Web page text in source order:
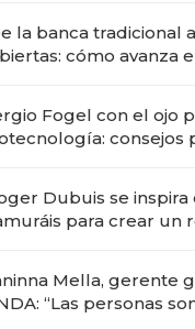
la banca tradicional
cómo avanza
Fogel con el ojo
consejos
Dubuis se inspira
para crear un
Mella, gerente
“Las personas